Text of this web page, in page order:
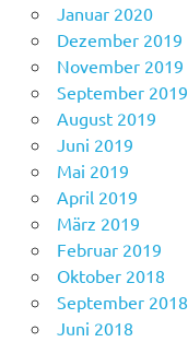
Januar 2020
Dezember 2019
November 2019
September 2019
August 2019
Juni 2019
Mai 2019
April 2019
März 2019
Februar 2019
Oktober 2018
September 2018
Juni 2018